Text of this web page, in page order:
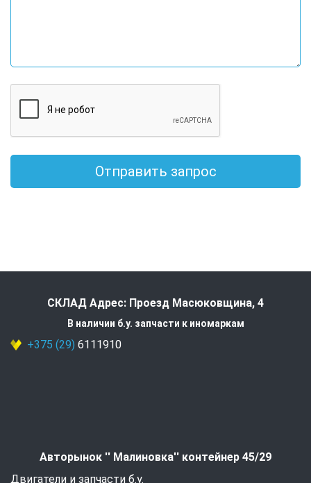
Отправить запрос
СКЛАД Адрес: Проезд Масюковщина, 4
В наличии б.у. запчасти к иномаркам
+375 (29) 6111910
Авторынок '' Малиновка'' контейнер 45/29
Двигатели и запчасти б.у.